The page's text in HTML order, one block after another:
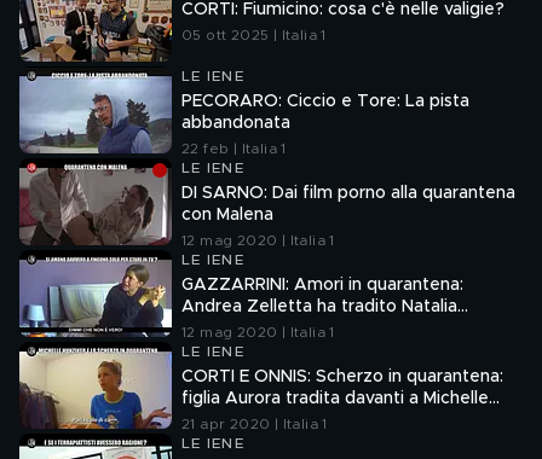
CORTI: Fiumicino: cosa c'è nelle valigie?
05 ott 2025 | Italia 1
LE IENE
PECORARO: Ciccio e Tore: La pista
abbandonata
22 feb | Italia 1
LE IENE
DI SARNO: Dai film porno alla quarantena
con Malena
12 mag 2020 | Italia 1
LE IENE
GAZZARRINI: Amori in quarantena:
Andrea Zelletta ha tradito Natalia
Paragoni?
12 mag 2020 | Italia 1
LE IENE
CORTI E ONNIS: Scherzo in quarantena:
figlia Aurora tradita davanti a Michelle
Hunziker
21 apr 2020 | Italia 1
LE IENE